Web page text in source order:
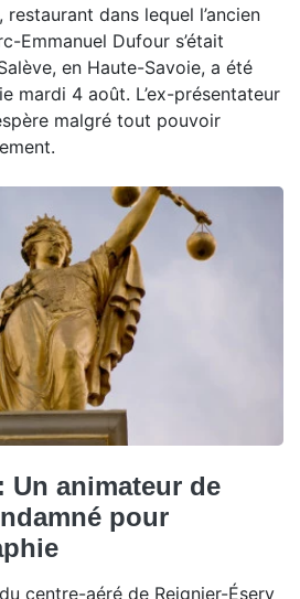
dans lequel l’ancien
Emmanuel Dufour s’était
en Haute-Savoie, a été
mardi 4 août. L’ex-présentateur
malgré tout pouvoir
Un animateur de
pour
centre-aéré de Reignier-Ésery